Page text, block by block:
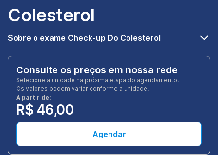
Colesterol
Sobre o exame Check-up Do Colesterol
Consulte os preços em nossa rede
Selecione a unidade na próxima etapa do agendamento.
Os valores podem variar conforme a unidade.
A partir de:
R$ 46,00
Agendar